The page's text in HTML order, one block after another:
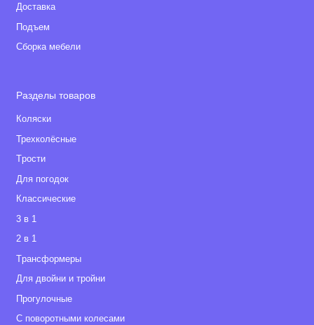
Доставка
Подъем
Сборка мебели
Разделы товаров
Коляски
Трехколёсные
Tрости
Для погодок
Классические
3 в 1
2 в 1
Tрансформеры
Для двойни и тройни
Прогулочные
С поворотными колесами